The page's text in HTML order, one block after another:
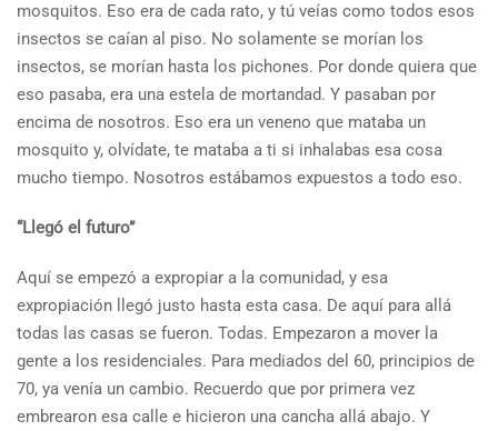
mosquitos. Eso era de cada rato, y tú veías como todos esos
insectos se caían al piso. No solamente se morían los
insectos, se morían hasta los pichones. Por donde quiera que
eso pasaba, era una estela de mortandad. Y pasaban por
encima de nosotros. Eso era un veneno que mataba un
mosquito y, olvídate, te mataba a ti si inhalabas esa cosa
mucho tiempo. Nosotros estábamos expuestos a todo eso.
“Llegó el futuro”
Aquí se empezó a expropiar a la comunidad, y esa
expropiación llegó justo hasta esta casa. De aquí para allá
todas las casas se fueron. Todas. Empezaron a mover la
gente a los residenciales. Para mediados del 60, principios de
70, ya venía un cambio. Recuerdo que por primera vez
embrearon esa calle e hicieron una cancha allá abajo. Y